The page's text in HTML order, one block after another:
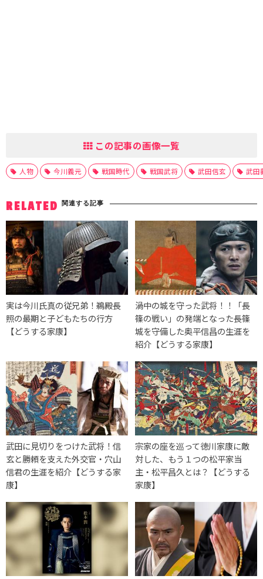
この記事の画像一覧
人物 今川義元 戦国時代 戦国武将 武田信玄 武田
RELATED 関連する記事
実は今川氏真の従兄弟！鵜殿長
照の最期と子どもたちの行方
【どうする家康】
渦中の城を守った武将！！「長
篠の戦い」の発端となった長篠
城を守備した奥平信昌の生涯を
紹介【どうする家康】
武田に見切りをつけた武将！信
玄と勝頼を支えた外交官・穴山
信君の生涯を紹介【どうする家
康】
宗家の座を巡って徳川家康に敵
対した、もう１つの松平家当
主・松平昌久とは？【どうする
家康】